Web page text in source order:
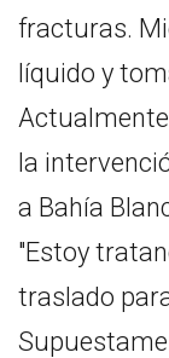
fracturas.
líquido y
la
a Bahía
"Estoy
traslado